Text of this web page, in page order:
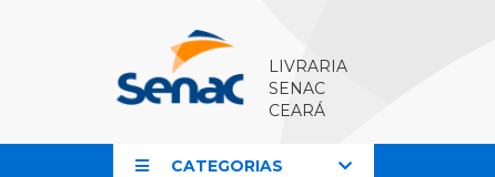
LIVRARIA
SENAC
CEARÁ
CATEGORIAS